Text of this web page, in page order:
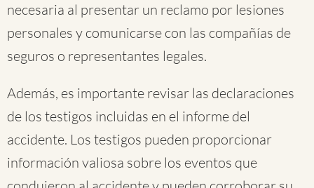
necesaria al presentar un reclamo por lesiones
personales y comunicarse con las compañías de
seguros o representantes legales.
Además, es importante revisar las declaraciones
de los testigos incluidas en el informe del
accidente. Los testigos pueden proporcionar
información valiosa sobre los eventos que